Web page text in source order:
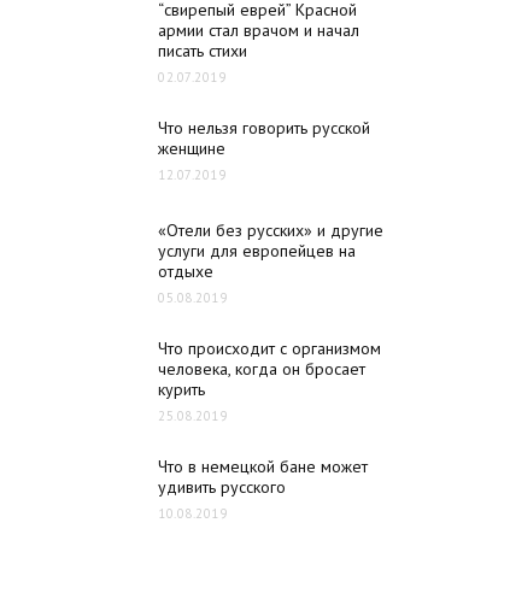
“свирепый еврей” Красной
армии стал врачом и начал
писать стихи
02.07.2019
Что нельзя говорить русской
женщине
12.07.2019
«Отели без русских» и другие
услуги для европейцев на
отдыхе
05.08.2019
Что происходит с организмом
человека, когда он бросает
курить
25.08.2019
Что в немецкой бане может
удивить русского
10.08.2019